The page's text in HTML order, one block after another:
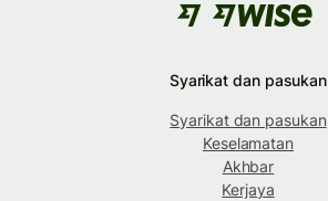
Syarikat dan pasukan
Syarikat dan pasukan
Keselamatan
Akhbar
Kerjaya